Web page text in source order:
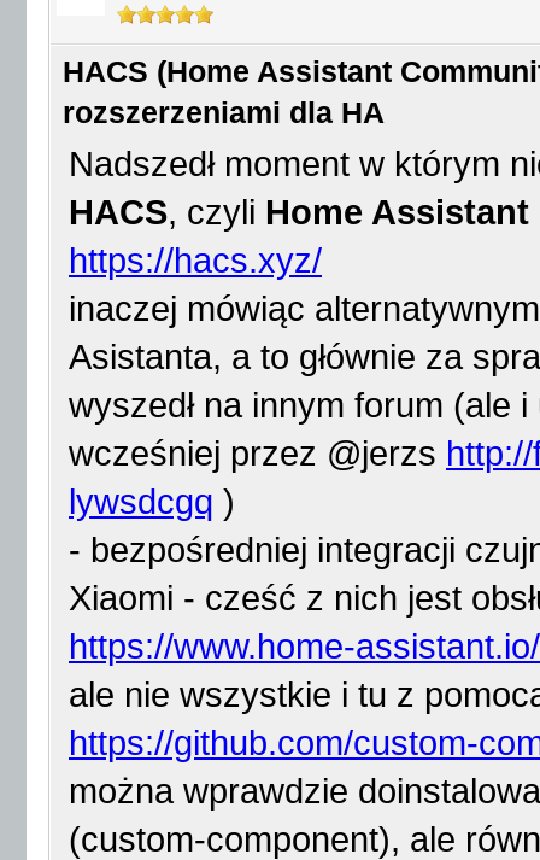
HACS (Home Assistant
rozszerzeniami dla HA
Nadszedł moment w którym
HACS, czyli Home
https://hacs.xyz/
inaczej mówiąc
Asistanta, a to głównie za
wyszedł na innym forum (ale
wcześniej przez @jerzs
lywsdcgq )
- bezpośredniej integracji
Xiaomi - cześć z nich jest
https://www.home-
ale nie wszystkie i tu z
https://github.com/custom-
można wprawdzie
(custom-component), ale